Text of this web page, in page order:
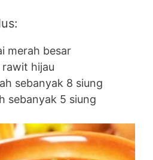
merah besar
hijau
sebanyak 8 siung
sebanyak 5 siung